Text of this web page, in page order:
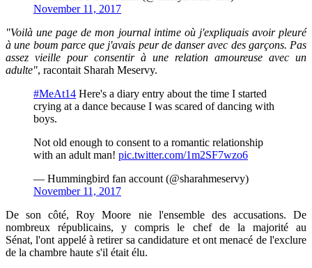
November 11, 2017
"Voilà une page de mon journal intime où j'expliquais avoir pleuré
à une boum parce que j'avais peur de danser avec des garçons. Pas
assez vieille pour consentir à une relation amoureuse avec un
adulte", racontait Sharah Meservy.
#MeAt14 Here's a diary entry about the time I started
crying at a dance because I was scared of dancing with
boys.
Not old enough to consent to a romantic relationship
with an adult man! pic.twitter.com/1m2SF7wzo6
— Hummingbird fan account (@sharahmeservy)
November 11, 2017
De son côté, Roy Moore nie l'ensemble des accusations. De
nombreux républicains, y compris le chef de la majorité au
Sénat, l'ont appelé à retirer sa candidature et ont menacé de l'exclure
de la chambre haute s'il était élu.